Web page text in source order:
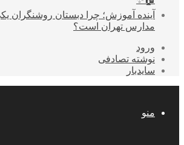
آینده آموزش؛ چرا دبستان روشنگران
مدارس تهران است؟
ورود
نوشته تصادفی
سایدبار
منو